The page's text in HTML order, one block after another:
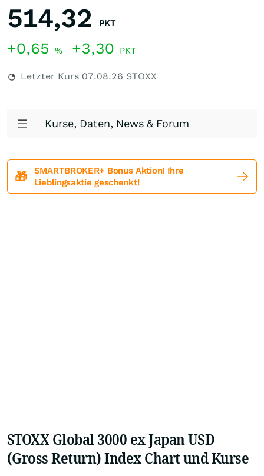
514,32 PKT
+0,65 % +3,30 PKT
Letzter Kurs 07.08.26 STOXX
Kurse, Daten, News & Forum
🎁
SMARTBROKER+ Bonus Aktion! Ihre
Lieblingsaktie geschenkt!
STOXX Global 3000 ex Japan USD
(Gross Return) Index Chart und Kurse